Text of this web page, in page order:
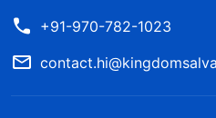
+91-970-782-1023